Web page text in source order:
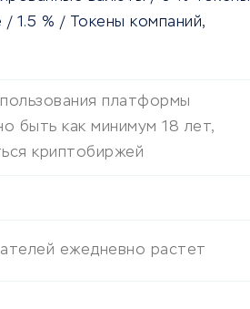
/ 1.5 % / Токены компаний,
платформы
быть как минимум 18 лет,
криптобиржей
ежедневно растет